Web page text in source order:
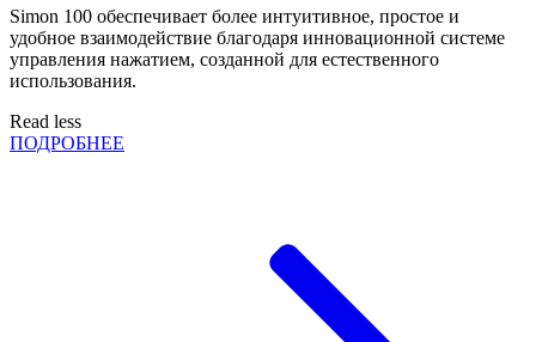
Simon 100 обеспечивает более интуитивное, простое и
удобное взаимодействие благодаря инновационной системе
управления нажатием, созданной для естественного
использования.
Read less
ПОДРОБНЕЕ